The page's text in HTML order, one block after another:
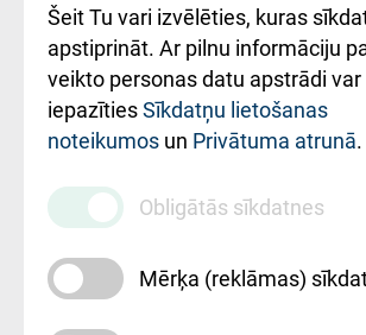
Rekvizīti un
ārstniecības
iestādes kods
010000234
Maksas
pakalpojumu
cenrādis
Šeit Tu vari izvēlēties, kuras
apstiprināt. Ar pilnu informāciju
veikto personas datu apstrādi var
iepazītiesSīkdatņu lietošanas
noteikumos un Privātuma atrunā.
Obligātās sīkdatnes
Mērķa (reklāmas)